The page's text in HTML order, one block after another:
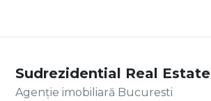
Sudrezidential Real Estate
Agenție imobiliară Bucuresti